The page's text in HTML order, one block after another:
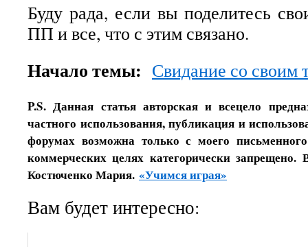
Буду рада, если вы поделитесь
ПП и все, что с этим связано.
Начало темы: Свидание со своим
P.S. Данная статья авторская и всецело
частного использования, публикация и
форумах возможна только с моего
коммерческих целях категорически
Костюченко Мария. «Учимся играя»
Вам будет интересно: